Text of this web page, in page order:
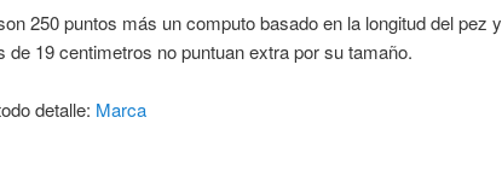
250 puntos más un computo basado en la longitud del pez y
de 19 centimetros no puntuan extra por su tamaño.
detalle: Marca